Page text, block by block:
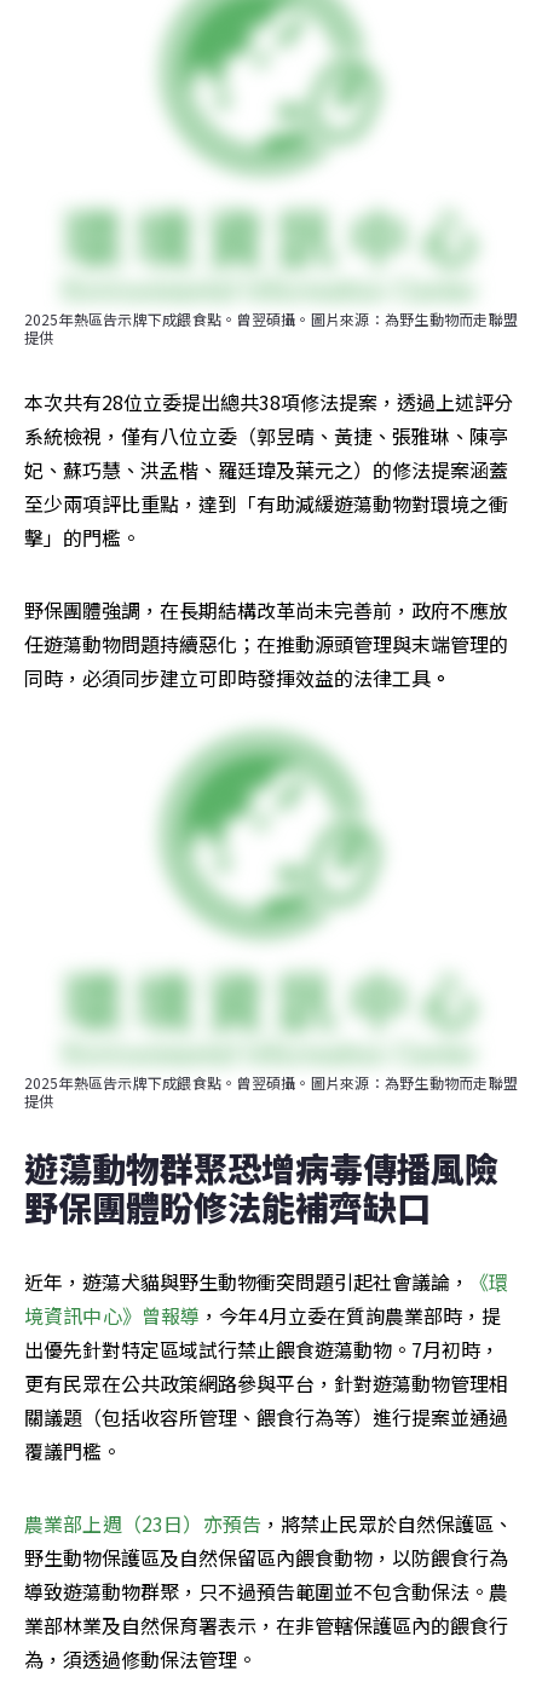
2025年熱區告示牌下成餵食點。曾翌碩攝。圖片來源：為野生動物而走聯盟
提供
本次共有28位立委提出總共38項修法提案，透過上述評分
系統檢視，僅有八位立委（郭昱晴、黃捷、張雅琳、陳亭
妃、蘇巧慧、洪孟楷、羅廷瑋及葉元之）的修法提案涵蓋
至少兩項評比重點，達到「有助減緩遊蕩動物對環境之衝
擊」的門檻。
野保團體強調，在長期結構改革尚未完善前，政府不應放
任遊蕩動物問題持續惡化；在推動源頭管理與末端管理的
同時，必須同步建立可即時發揮效益的法律工具 。
2025年熱區告示牌下成餵食點。曾翌碩攝。圖片來源：為野生動物而走聯盟
提供
遊蕩動物群聚恐增病毒傳播風險
野保團體盼修法能補齊缺口
近年，遊蕩犬貓與野生動物衝突問題引起社會議論，
《環
境資訊中心》曾報導 ，今年4月立委在質詢農業部時，提
出優先針對特定區域試行禁止餵食遊蕩動物。7月初時，
更有民眾在公共政策網路參與平台，針對遊蕩動物管理相
關議題（包括收容所管理、餵食行為等）進行提案並通過
覆議門檻。
農業部上週（23日）亦預告 ，將禁止民眾於自然保護區、
野生動物保護區及自然保留區內餵食動物，以防餵食行為
導致遊蕩動物群聚，只不過預告範圍並不包含動保法。農
業部林業及自然保育署表示，在非管轄保護區內的餵食行
為，須透過修動保法管理。